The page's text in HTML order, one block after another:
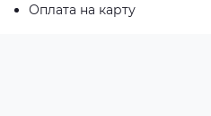
Оплата на карту